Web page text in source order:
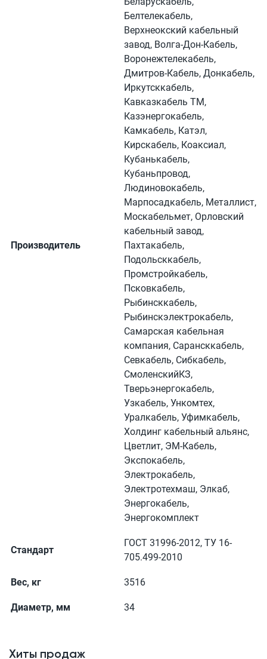
Производитель
Белтелекабель,
Верхнеокский кабельный
завод, Волга-Дон-Кабель,
Воронежтелекабель,
Дмитров-Кабель, Донкабель,
Иркутсккабель,
Кавказкабель ТМ,
Казэнергокабель,
Камкабель, Катэл,
Кирскабель, Коаксиал,
Кубанькабель,
Кубаньпровод,
Людиновокабель,
Марпосадкабель, Металлист,
Москабельмет, Орловский
кабельный завод,
Пахтакабель,
Подольсккабель,
Промстройкабель,
Псковкабель,
Рыбинсккабель,
Рыбинскэлектрокабель,
Самарская кабельная
компания, Сарансккабель,
Севкабель, Сибкабель,
СмоленскийКЗ,
Тверьэнергокабель,
Узкабель, Ункомтех,
Уралкабель, Уфимкабель,
Холдинг кабельный альянс,
Цветлит, ЭМ-Кабель,
Экспокабель,
Электрокабель,
Электротехмаш, Элкаб,
Энергокабель,
Энергокомплект
Стандарт
ГОСТ 31996-2012, ТУ 16-
705.499-2010
Вес, кг 3516
Диаметр, мм 34
Хиты продаж